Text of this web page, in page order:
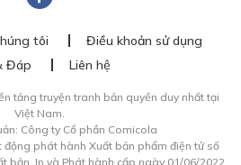
tôi
Điều khoản sử dụng
Đáp
Liên hệ
tảng truyện tranh bản quyền duy nhất tại
Việt Nam.
Công ty Cổ phần Comicola
động phát hành Xuất bản phẩm điện tử số
bản, In và Phát hành cấp ngày 01/06/2022